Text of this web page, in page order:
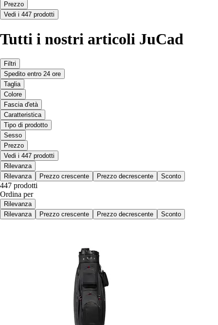
Prezzo
Vedi i 447 prodotti
Tutti i nostri articoli JuCad
Filtri
Spedito entro 24 ore
Taglia
Colore
Fascia d'età
Caratteristica
Tipo di prodotto
Sesso
Prezzo
Vedi i 447 prodotti
Rilevanza
Rilevanza
Prezzo crescente Prezzo decrescente Sconto
447 prodotti
Ordina per
Rilevanza
Rilevanza
Prezzo crescente Prezzo decrescente Sconto